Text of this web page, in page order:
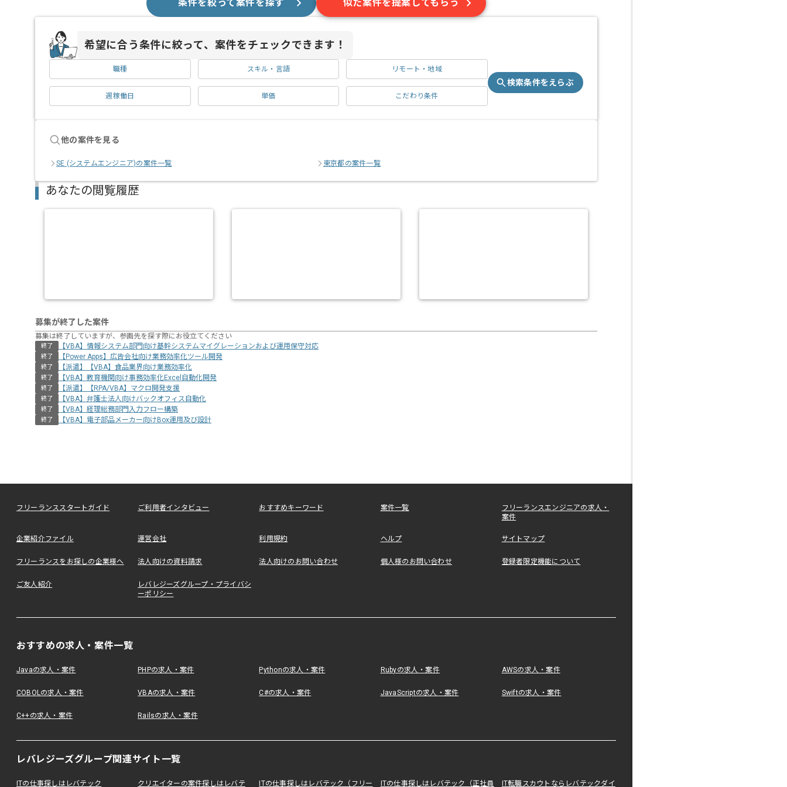
条件を絞って案件を探す 似た案件を提案してもらう
希望に合う条件に絞って、案件をチェックできます！
職種 スキル・言語 リモート・地域
週稼働日 単価 こだわり条件
検索条件をえらぶ
他の案件を見る
SE (システムエンジニア)の案件一覧 東京都の案件一覧
あなたの閲覧履歴
募集が終了した案件
募集は終了していますが、参画先を探す際にお役立てください
終了 【VBA】情報システム部門向け基幹システムマイグレーションおよび運用保守対応
終了 【Power Apps】広告会社向け業務効率化ツール開発
終了 【派遣】【VBA】食品業界向け業務効率化
終了 【VBA】教育機関向け事務効率化Excel自動化開発
終了 【派遣】【RPA/VBA】マクロ開発支援
終了 【VBA】弁護士法人向けバックオフィス自動化
終了 【VBA】経理総務部門入力フロー構築
終了 【VBA】電子部品メーカー向けBox運用及び設計
フリーランススタートガイド ご利用者インタビュー おすすめキーワード 案件一覧
フリーランスエンジニアの求人・
案件
企業紹介ファイル 運営会社 利用規約 ヘルプ サイトマップ
フリーランスをお探しの企業様へ 法人向けの資料請求 法人向けのお問い合わせ 個人様のお問い合わせ 登録者限定機能について
ご友人紹介
レバレジーズグループ・プライバシ
ーポリシー
おすすめの求人・案件一覧
Javaの求人・案件 PHPの求人・案件 Pythonの求人・案件 Rubyの求人・案件 AWSの求人・案件
COBOLの求人・案件 VBAの求人・案件 C#の求人・案件 JavaScriptの求人・案件 Swiftの求人・案件
C++の求人・案件 Railsの求人・案件
レバレジーズグループ関連サイト一覧
ITの仕事探しはレバテック クリエイターの案件探しはレバテ ITの仕事探しはレバテック（フリー ITの仕事探しはレバテック（正社員 IT転職スカウトならレバテックダイ